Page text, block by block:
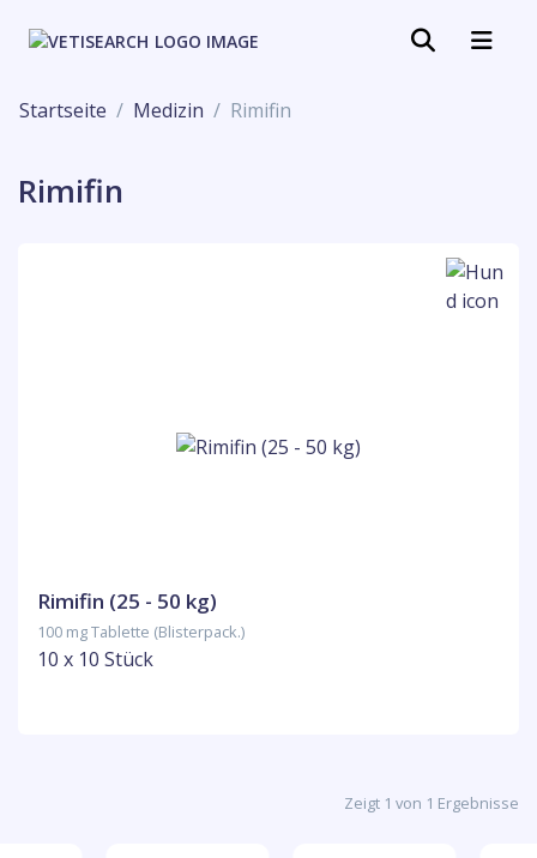
Startseite Medizin Rimifin
Rimifin
Rimifin (25 - 50 kg)
100 mg Tablette (Blisterpack.)
10 x 10 Stück
Zeigt 1 von 1 Ergebnisse